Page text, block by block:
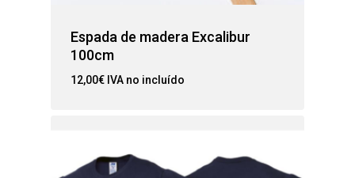
Espada de madera Excalibur
100cm
12,00€ IVA no incluído